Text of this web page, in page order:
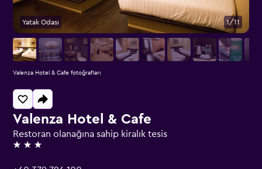
Valenza Hotel & Cafe
Restoran olanağına sahip kiralık tesis
3 yıldız
Yatak Odası 1/11
Valenza Hotel & Cafe fotoğrafları